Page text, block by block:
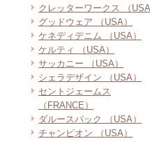
クレッターワークス （USA
グッドウェア （USA）
ケネディデニム （USA）
ケルティ （USA）
サッカニー （USA）
シェラデザイン （USA）
セントジェームス
（FRANCE）
ダルースパック （USA）
チャンピオン （USA）